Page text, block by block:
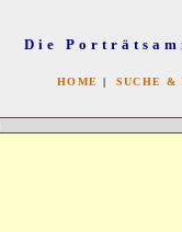
Die
HOME | SUCHE &